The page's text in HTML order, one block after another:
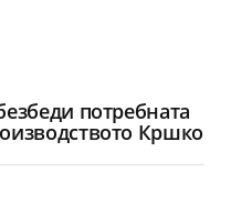
потребната
Кршко